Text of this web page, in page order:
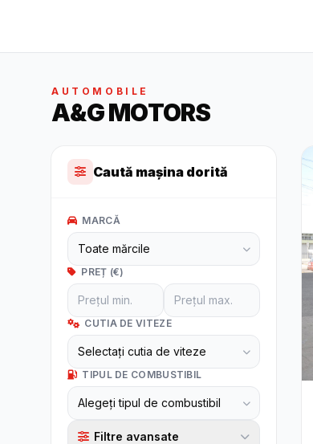
AUTOMOBILE
A&G MOTORS
Caută mașina dorită
MARCĂ
PREȚ (€)
CUTIA DE VITEZE
TIPUL DE COMBUSTIBIL
Filtre avansate